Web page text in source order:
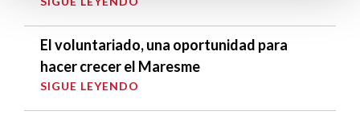
El voluntariado, una oportunidad para
hacer crecer el Maresme
SIGUE LEYENDO